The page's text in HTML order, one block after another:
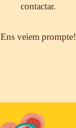
contactar.
Ens veiem prompte!